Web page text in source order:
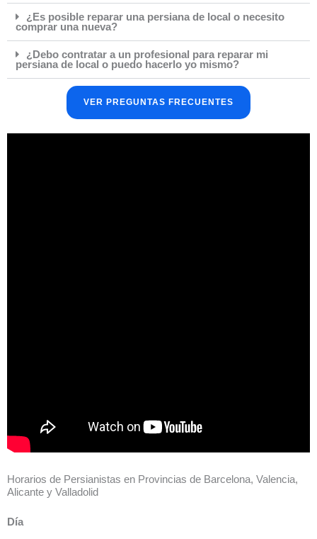
¿Es posible reparar una persiana de local o necesito
comprar una nueva?
¿Debo contratar a un profesional para reparar mi
persiana de local o puedo hacerlo yo mismo?
VER PREGUNTAS FRECUENTES
Horarios de Persianistas en Provincias de Barcelona, ​​Valencia,
Alicante y Valladolid
Día